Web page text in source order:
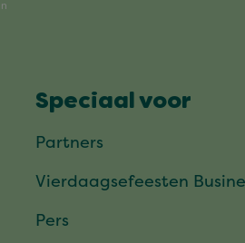
Speciaal voor
Partners
Vierdaagsefeesten
Pers